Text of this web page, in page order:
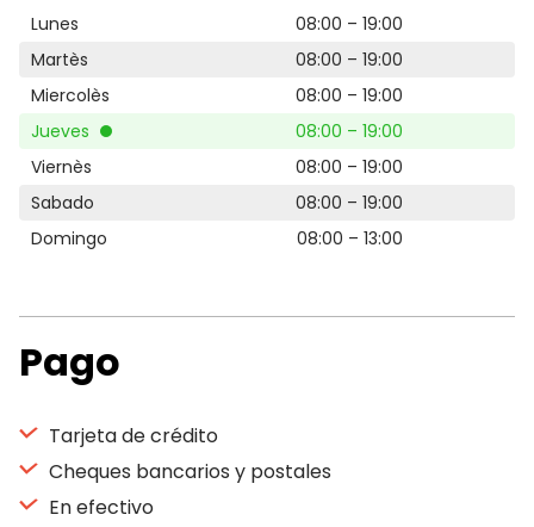
Lunes
08:00 – 19:00
Martès
08:00 – 19:00
Miercolès
08:00 – 19:00
Jueves
08:00 – 19:00
Viernès
08:00 – 19:00
Sabado
08:00 – 19:00
Domingo
08:00 – 13:00
Pago
Tarjeta de crédito
Cheques bancarios y postales
En efectivo